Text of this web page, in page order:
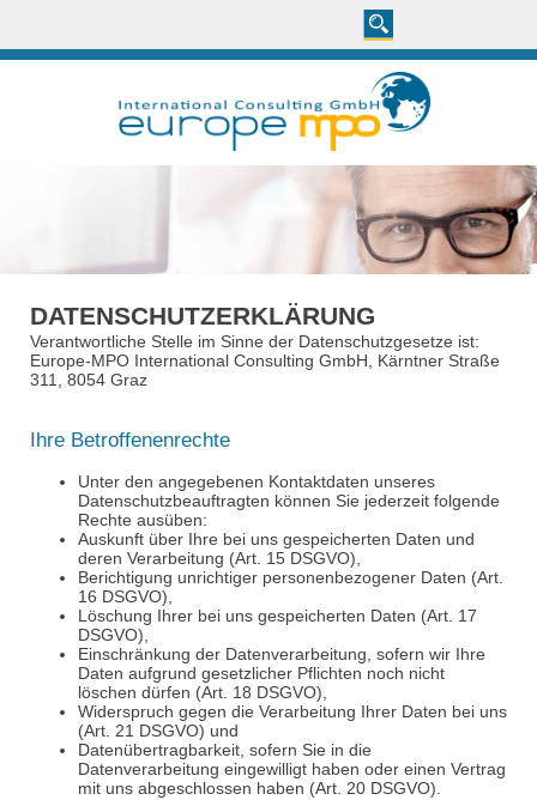
DATENSCHUTZERKLÄRUNG
Verantwortliche Stelle im Sinne der Datenschutzgesetze ist:
Europe-MPO International Consulting GmbH, Kärntner Straße
311, 8054 Graz
Ihre Betroffenenrechte
Unter den angegebenen Kontaktdaten unseres
Datenschutzbeauftragten können Sie jederzeit folgende
Rechte ausüben:
Auskunft über Ihre bei uns gespeicherten Daten und
deren Verarbeitung (Art. 15 DSGVO),
Berichtigung unrichtiger personenbezogener Daten (Art.
16 DSGVO),
Löschung Ihrer bei uns gespeicherten Daten (Art. 17
DSGVO),
Einschränkung der Datenverarbeitung, sofern wir Ihre
Daten aufgrund gesetzlicher Pflichten noch nicht
löschen dürfen (Art. 18 DSGVO),
Widerspruch gegen die Verarbeitung Ihrer Daten bei uns
(Art. 21 DSGVO) und
Datenübertragbarkeit, sofern Sie in die
Datenverarbeitung eingewilligt haben oder einen Vertrag
mit uns abgeschlossen haben (Art. 20 DSGVO).